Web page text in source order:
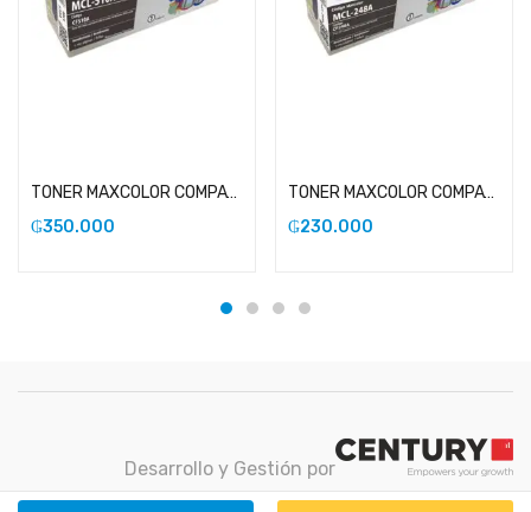
TONER MAXCOLOR COMPATIBLE CON HP 204 NEGRO
₲350.000
TONER MAXCOLOR COMPATIBLE CON HP 248A
₲230.000
Desarrollo y Gestión por